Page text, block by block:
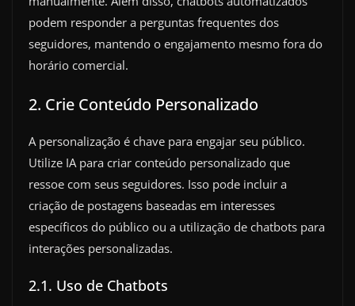
podem responder a perguntas frequentes dos
seguidores, mantendo o engajamento mesmo fora do
horário comercial.
2. Crie Conteúdo Personalizado
A personalização é chave para engajar seu público.
Utilize IA para criar conteúdo personalizado que
ressoe com seus seguidores. Isso pode incluir a
criação de postagens baseadas em interesses
específicos do público ou a utilização de chatbots para
interações personalizadas.
2.1. Uso de Chatbots